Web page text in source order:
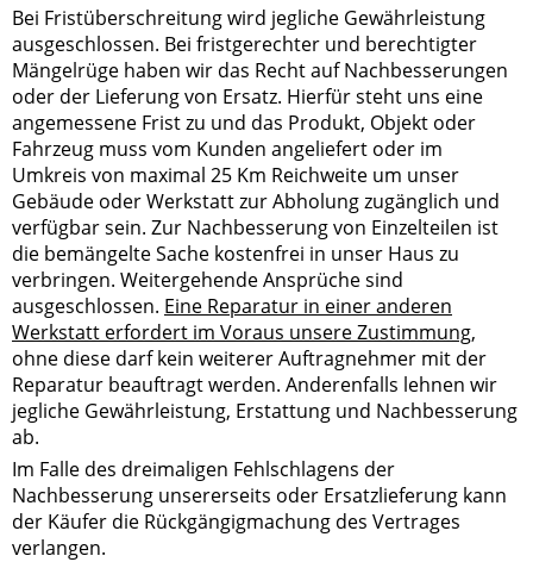
Bei Fristüberschreitung wird jegliche Gewährleistung
ausgeschlossen. Bei fristgerechter und berechtigter
Mängelrüge haben wir das Recht auf Nachbesserungen
oder der Lieferung von Ersatz. Hierfür steht uns eine
angemessene Frist zu und das Produkt, Objekt oder
Fahrzeug muss vom Kunden angeliefert oder im
Umkreis von maximal 25 Km Reichweite um unser
Gebäude oder Werkstatt zur Abholung zugänglich und
verfügbar sein. Zur Nachbesserung von Einzelteilen ist
die bemängelte Sache kostenfrei in unser Haus zu
verbringen. Weitergehende Ansprüche sind
ausgeschlossen. Eine Reparatur in einer anderen
Werkstatt erfordert im Voraus unsere Zustimmung,
ohne diese darf kein weiterer Auftragnehmer mit der
Reparatur beauftragt werden. Anderenfalls lehnen wir
jegliche Gewährleistung, Erstattung und Nachbesserung
ab.
Im Falle des dreimaligen Fehlschlagens der
Nachbesserung unsererseits oder Ersatzlieferung kann
der Käufer die Rückgängigmachung des Vertrages
verlangen.